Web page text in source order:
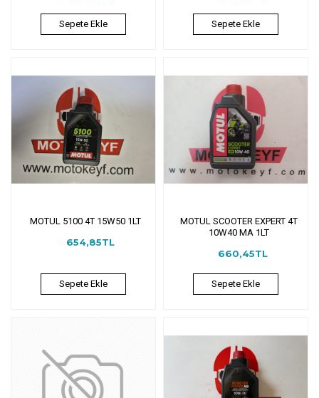
Sepete Ekle Sepete Ekle
MOTUL 5100 4T 15W50 1LT
654,85TL
Sepete Ekle
MOTUL SCOOTER EXPERT 4T
10W40 MA 1LT
660,45TL
Sepete Ekle